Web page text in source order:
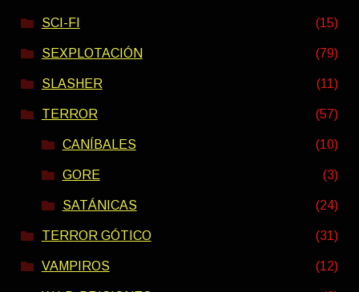
SCI-FI (15)
SEXPLOTACIÓN (79)
SLASHER (11)
TERROR (57)
CANÍBALES (10)
GORE (3)
SATÁNICAS (24)
TERROR GÓTICO (31)
VAMPIROS (12)